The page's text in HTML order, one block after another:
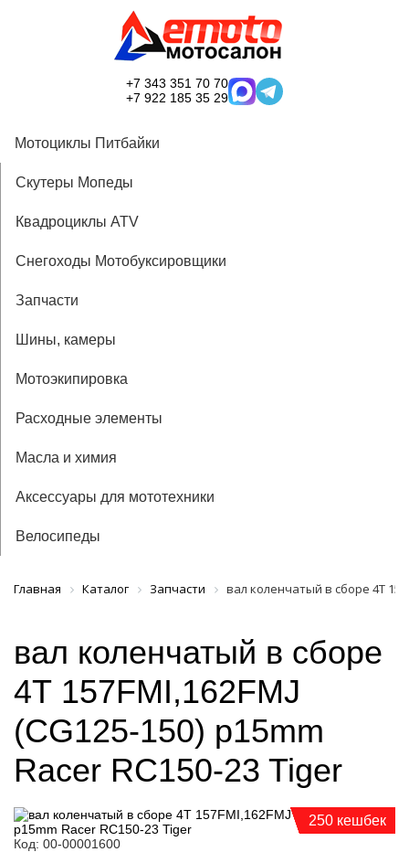
+7 343 351 70 70
+7 922 185 35 29
Мотоциклы Питбайки
Скутеры Мопеды
Квадроциклы ATV
Снегоходы Мотобуксировщики
Запчасти
Шины, камеры
Мотоэкипировка
Расходные элементы
Масла и химия
Аксессуары для мототехники
Велосипеды
Главная Каталог Запчасти вал коленчатый в сборе 4Т
вал коленчатый в сборе
4Т 157FMI,162FMJ
(CG125-150) p15mm
Racer RC150-23 Tiger
250 кешбек
Код: 00-00001600